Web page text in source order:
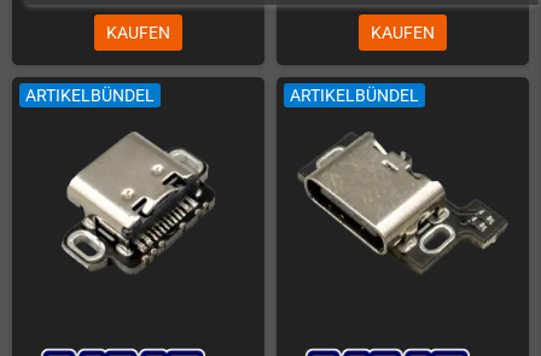
KAUFEN KAUFEN
ARTIKELBÜNDEL ARTIKELBÜNDEL